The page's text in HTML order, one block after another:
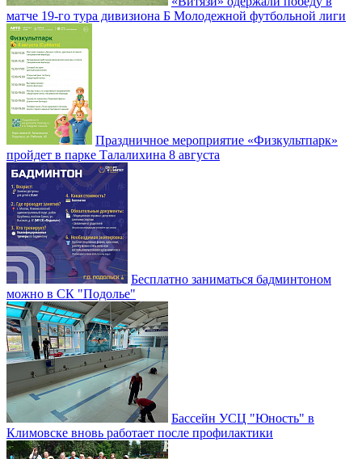
матче 19-го тура дивизиона Б Молодежной футбольной лиги
Праздничное мероприятие «Физкультпарк»
пройдет в парке Талалихина 8 августа
Бесплатно заниматься бадминтоном
можно в СК "Подолье"
Бассейн УСЦ "Юность" в
Климовске вновь работает после профилактики